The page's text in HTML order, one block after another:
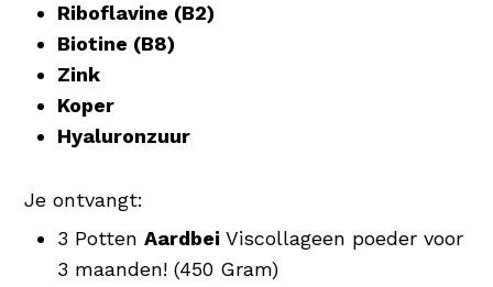
Riboflavine (B2)
Biotine (B8)
Zink
Koper
Hyaluronzuur
Je ontvangt:
3 PottenAardbei Viscollageen poeder voor
3 maanden! (450 Gram)